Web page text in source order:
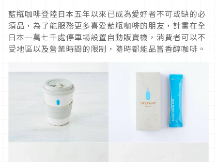
藍瓶咖啡登陸日本五年以來已成為愛好者不可或缺的必
須品，為了能服務更多喜愛藍瓶咖啡的朋友，計畫在全
日本一萬七千處停車場設置自動販賣機，消費者可以不
受地區以及營業時間的限制，隨時都能品嘗香醇咖啡。